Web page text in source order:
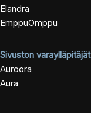
Elandra
EmppuOmppu
Sivuston varaylläpitäjät
Auroora
Aura